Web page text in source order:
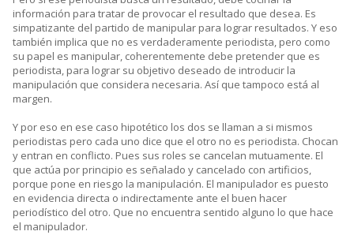
información para tratar de provocar el resultado que desea. Es
simpatizante del partido de manipular para lograr resultados. Y eso
también implica que no es verdaderamente periodista, pero como
su papel es manipular, coherentemente debe pretender que es
periodista, para lograr su objetivo deseado de introducir la
manipulación que considera necesaria. Así que tampoco está al
margen.
Y por eso en ese caso hipotético los dos se llaman a si mismos
periodistas pero cada uno dice que el otro no es periodista. Chocan
y entran en conflicto. Pues sus roles se cancelan mutuamente. El
que actúa por principio es señalado y cancelado con artificios,
porque pone en riesgo la manipulación. El manipulador es puesto
en evidencia directa o indirectamente ante el buen hacer
periodístico del otro. Que no encuentra sentido alguno lo que hace
el manipulador.